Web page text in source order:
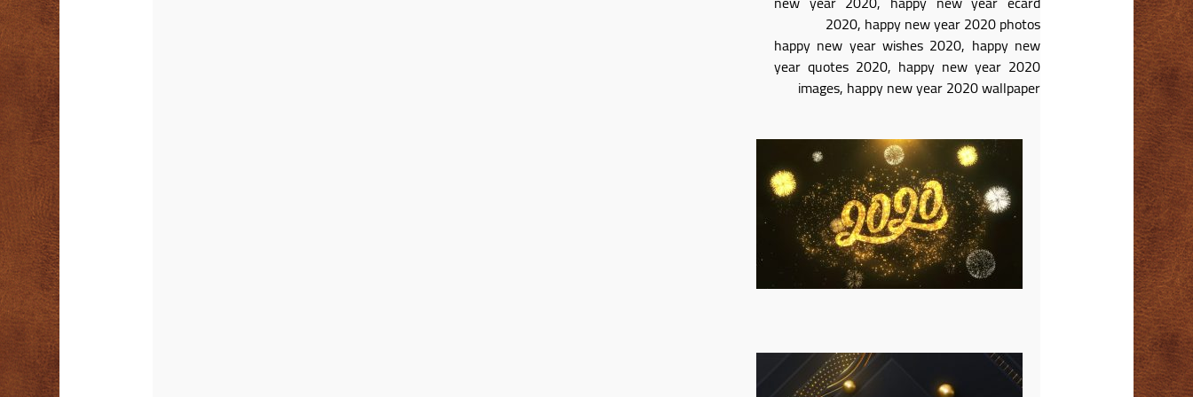
2020, happy new year 2020 photos
happy new year wishes 2020, happy new
year quotes 2020, happy new year 2020
images, happy new year 2020 wallpaper